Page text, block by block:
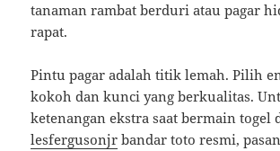
tanaman rambat berduri atau pagar
rapat.
Pintu pagar adalah titik lemah. Pilih
kokoh dan kunci yang berkualitas.
ketenangan ekstra saat bermain togel
lesfergusonjr bandar toto resmi,